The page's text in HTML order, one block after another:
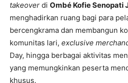
takeover di Ombé Kofie Senopati
menghadirkan ruang bagi para
bercengkrama dan membangun
komunitas lari, exclusive
Day, hingga berbagai aktivitas
yang memungkinkan peserta
khusus.